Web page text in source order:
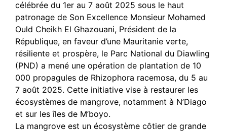
célébrée du 1er au 7 août 2025 sous le haut
patronage de Son Excellence Monsieur Mohamed
Ould Cheikh El Ghazouani, Président de la
République, en faveur d’une Mauritanie verte,
résiliente et prospère, le Parc National du Diawling
(PND) a mené une opération de plantation de 10
000 propagules de Rhizophora racemosa, du 5 au
7 août 2025. Cette initiative vise à restaurer les
écosystèmes de mangrove, notamment à N’Diago
et sur les îles de M’boyo.
La mangrove est un écosystème côtier de grande